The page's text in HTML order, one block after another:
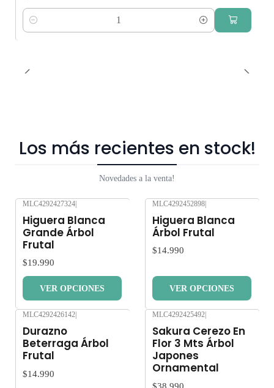
Cantidad
Los más recientes en stock!
Novedades a la venta!
MLC4292427324|
Higuera Blanca
Grande Árbol
Frutal
$19.990
VER OPCIONES
MLC4292452898|
Higuera Blanca
Árbol Frutal
$14.990
VER OPCIONES
MLC4292426142
Durazno
Beterraga Árbol
Frutal
$14.990
MLC4292425492
Sakura Cerezo En
Flor 3 Mts Árbol
Japones
Ornamental
$38.990